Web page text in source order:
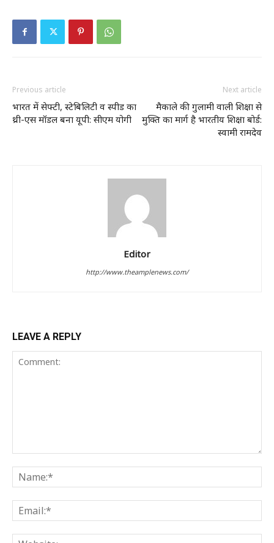
Previous article
भारत में सेफ्टी, स्टेबिलिटी व स्पीड का
थ्री-एस मॉडल बना यूपी: सीएम योगी
Next article
मैकाले की गुलामी वाली शिक्षा से
मुक्ति का मार्ग है भारतीय शिक्षा बोर्ड:
स्वामी रामदेव
Editor
http://www.theamplenews.com/
LEAVE A REPLY